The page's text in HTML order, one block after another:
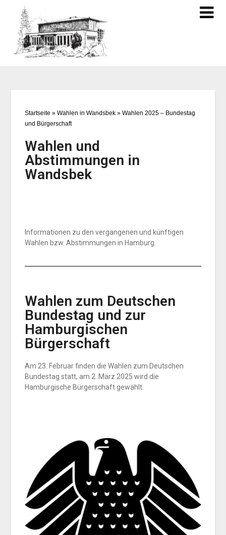
Startseite » Wahlen in Wandsbek» Wahlen 2025 – Bundestag
und Bürgerschaft
Wahlen und
Abstimmungen in
Wandsbek
Informationen zu den vergangenen und künftigen
Wahlen bzw. Abstimmungen in Hamburg.
Wahlen zum Deutschen
Bundestag und zur
Hamburgischen
Bürgerschaft
Am 23. Februar finden die Wahlen zum Deutschen
Bundestag statt, am 2. März 2025 wird die
Hamburgische Bürgerschaft gewählt.